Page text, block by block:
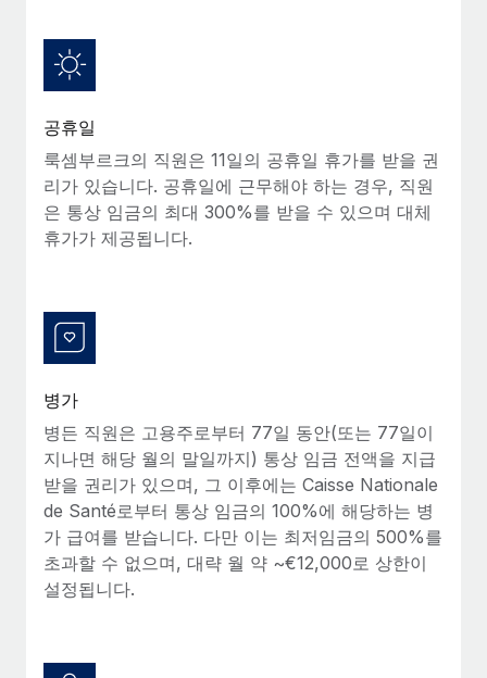
법인 설립
법인 설립을 빠르고 준법적으로 지원
글로벌 인재 이동 및 전근
복리후생
손쉬운 직원 복리후생 관리
계약자 관리
세금
블로그 둘러보기
블로그
Remote의 사명은 모든 규모의 기업이 전 세계 어디서든 업무에 가
장 적합 사람을 찾아 채용 및 관리하고 급여를 지급하도록 돕는 것
자세히 알아보기
Shootsta가 Remote를 통해 네 개의 시장에서 글로벌
채용을 확장한 방법
비디오 콘텐츠를 활용한 마케팅이 계속해서 인기를 끌면서, 기업들
에게는 흥미롭고 전문적인 비디오 제작이 어느 때보다 중요해졌습
니다. 그러나 대부분의 회사들은 그렇게 높은 품질의...
공휴일
룩셈부르크의 직원은 11일의 공휴일 휴가를 받을 권
리가 있습니다. 공휴일에 근무해야 하는 경우, 직원
은 통상 임금의 최대 300%를 받을 수 있으며 대체
휴가가 제공됩니다.
병가
병든 직원은 고용주로부터 77일 동안(또는 77일이
지나면 해당 월의 말일까지) 통상 임금 전액을 지급
받을 권리가 있으며, 그 이후에는 Caisse Nationale
de Santé로부터 통상 임금의 100%에 해당하는 병
가 급여를 받습니다. 다만 이는 최저임금의 500%를
초과할 수 없으며, 대략 월 약 ~€12,000로 상한이
설정됩니다.